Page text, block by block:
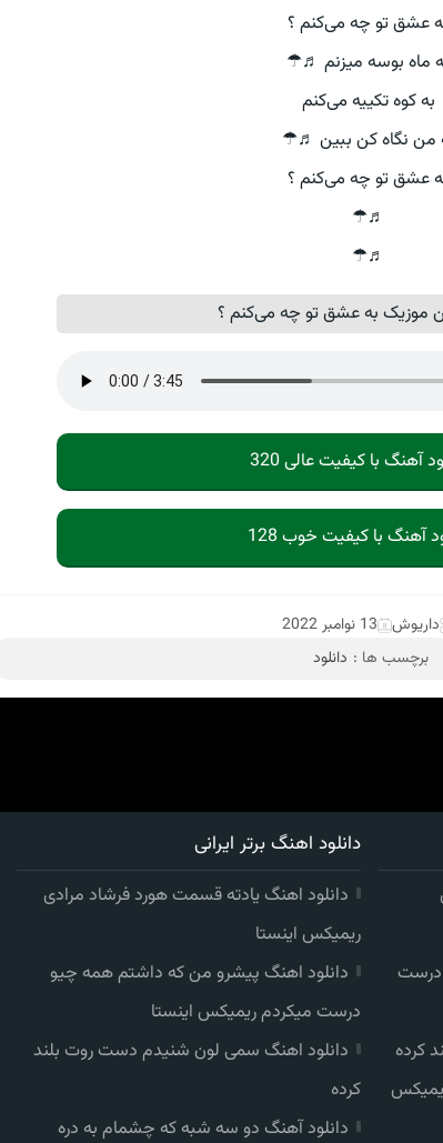
عشق تو چه می‌کنم ؟
ماه بوسه میزنم ♬☂
به کوه تکییه می‌کنم
من نگاه کن ببین ♬☂
عشق تو چه می‌کنم ؟
♬☂
♬☂
موزیک به عشق تو چه می‌کنم ؟
آهنگ با کیفیت عالی 320
آهنگ با کیفیت خوب 128
داریوش
13 نوامبر 2022
برچسب ها : دانلود
درست
کرده
دانلود اهنگ برتر ایرانی
دانلود اهنگ یادته قسمت هورد فرشاد مرادی
ریمیکس اینستا
دانلود اهنگ پیشرو من که داشتم همه چیو
درست میکردم ریمیکس اینستا
دانلود اهنگ سمی لون شنیدم دست روت بلند
کرده
دانلود آهنگ دو سه شبه که چشمام به دره